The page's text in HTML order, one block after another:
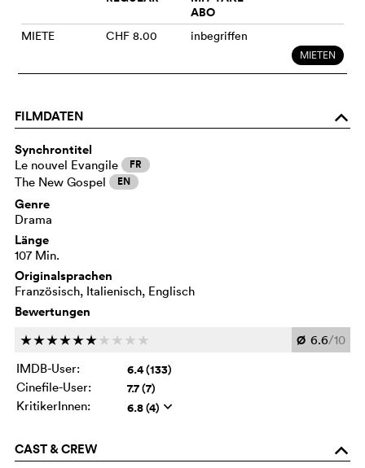
ABO
MIETE CHF 8.00 inbegriffen
MIETEN
FILMDATEN o
Synchrontitel
Le nouvel Evangile FR
The New Gospel EN
Genre
Drama
Länge
107 Min.
Originalsprachen
Französisch, Italienisch, Englisch
Bewertungen
cccccc c c c c Ø 6.6/10
IMDB-User:
6.4 (133)
Cinefile-User: 7.7 (7)
KritikerInnen: 6.8 (4) q
CAST & CREW o